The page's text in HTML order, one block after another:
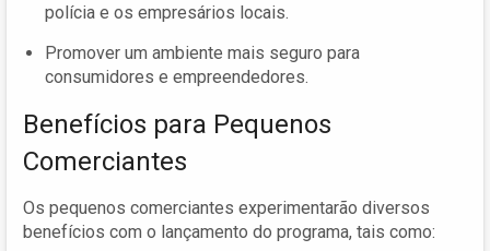
polícia e os empresários locais.
Promover um ambiente mais seguro para
consumidores e empreendedores.
Benefícios para Pequenos
Comerciantes
Os pequenos comerciantes experimentarão diversos
benefícios com o lançamento do programa, tais como: